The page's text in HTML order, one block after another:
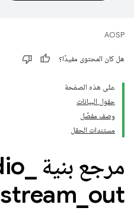
AOSP
هل كان المحتوى مفيدًا؟
على هذه الصفحة
حقول البيانات
وصف مفصّل
مستندات الحقل
مرجع بنية audio
stream out